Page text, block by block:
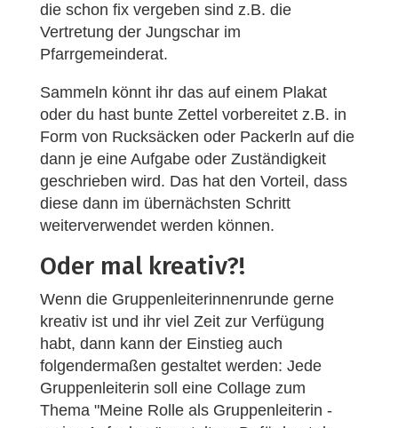
die schon fix vergeben sind z.B. die
Vertretung der Jungschar im
Pfarrgemeinderat.
Sammeln könnt ihr das auf einem Plakat
oder du hast bunte Zettel vorbereitet z.B. in
Form von Rucksäcken oder Packerln auf die
dann je eine Aufgabe oder Zuständigkeit
geschrieben wird. Das hat den Vorteil, dass
diese dann im übernächsten Schritt
weiterverwendet werden können.
Oder mal kreativ?!
Wenn die Gruppenleiterinnenrunde gerne
kreativ ist und ihr viel Zeit zur Verfügung
habt, dann kann der Einstieg auch
folgendermaßen gestaltet werden: Jede
Gruppenleiterin soll eine Collage zum
Thema "Meine Rolle als Gruppenleiterin -